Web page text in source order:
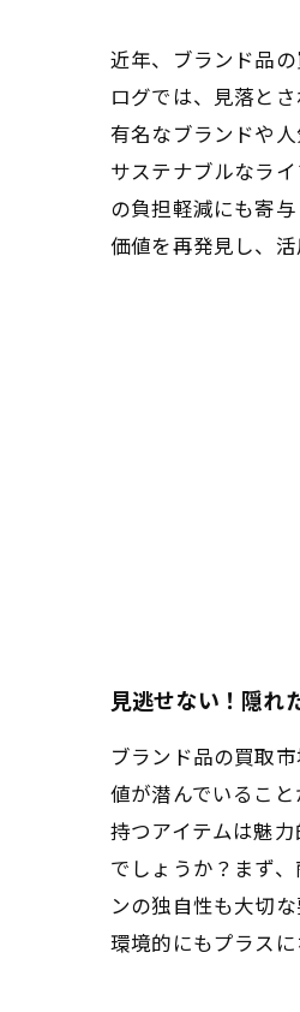
近年、ブランド品
ログでは、見落と
有名なブランドや
サステナブルなラ
の負担軽減にも寄
価値を再発見し、活
見逃せない！隠れ
ブランド品の買取
値が潜んでいるこ
持つアイテムは魅
でしょうか？まず
ンの独自性も大切
環境的にもプラス